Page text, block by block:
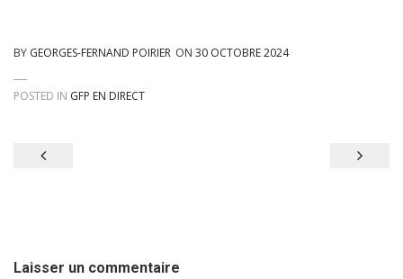
BY GEORGES-FERNAND POIRIER ON 30 OCTOBRE 2024
POSTED IN GFP EN DIRECT
Navigation
Laisser un commentaire